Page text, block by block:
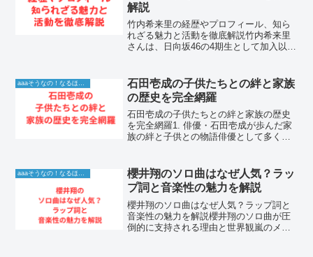
解説
竹内希来里の経歴やプロフィール、知ら
れざる魅力と活動を徹底解説竹内希来里
さんは、日向坂46の4期生として加入以
いる大人気アイドルです。結論から言う
と、彼女の底知れない魅...
石田壱成の子供たちとの絆と家族
の歴史を完全網羅
石田壱成の子供たちとの絆と家族の歴史
を完全網羅1. 俳優・石田壱成が歩んだ家
族の絆と子供との物語俳優として多くの
あり、その私生活、特に結婚や離婚、そ
して子供たちとの関わ...
aaaそうなの！なるほど！情報
櫻井翔のソロ曲はなぜ人気？ラッ
プ詞と音楽性の魅力を解説
櫻井翔のソロ曲はなぜ人気？ラップ詞と
音楽性の魅力を解説櫻井翔のソロ曲が圧
倒的に支持される理由と世界観嵐のメン